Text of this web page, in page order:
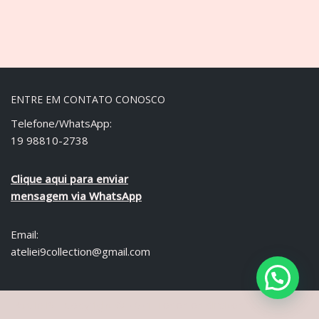
ENTRE EM CONTATO CONOSCO
Telefone/WhatsApp:
19 98810-2738
Clique aqui para enviar
mensagem via WhatsApp
Email:
ateliei9collection@gmail.com